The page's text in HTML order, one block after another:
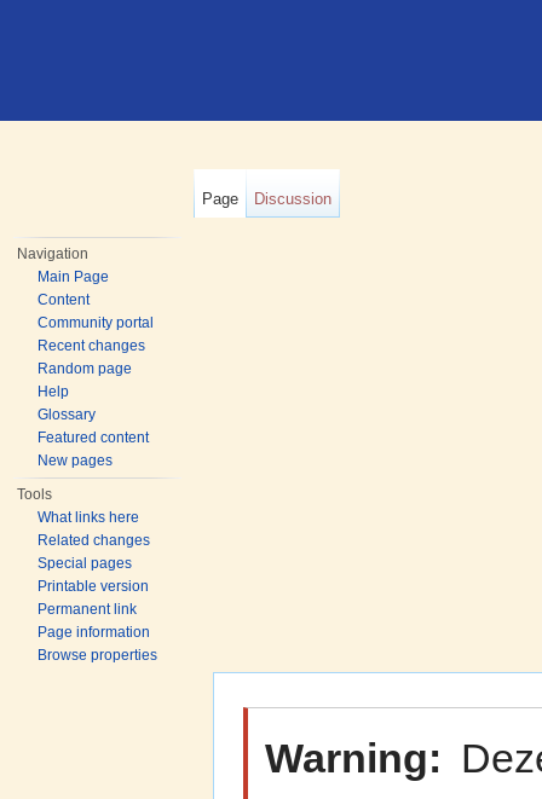
Page Discussion
Navigation
Main Page
Content
Community portal
Recent changes
Random page
Help
Glossary
Featured content
New pages
Tools
What links here
Related changes
Special pages
Printable version
Permanent link
Page information
Browse properties
Warning: